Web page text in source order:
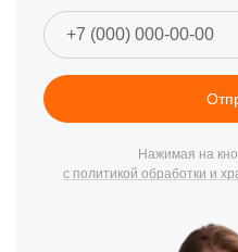
Нажимая на
с политикой обработки и